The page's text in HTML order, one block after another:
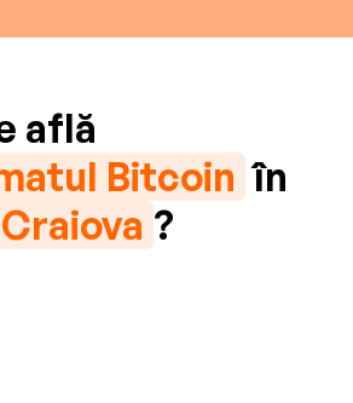
află
Bitcoin în
Craiova ?